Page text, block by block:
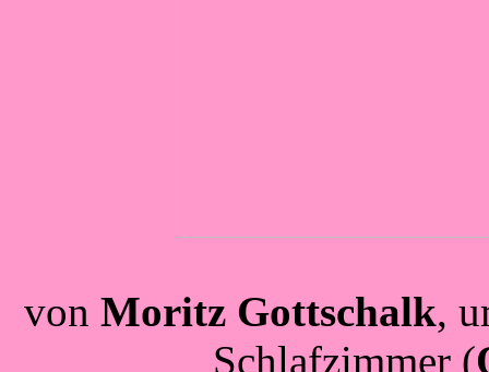
von Moritz Gottschalk,
Schlafzimmer (